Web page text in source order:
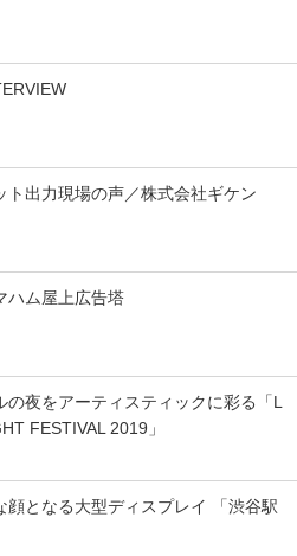
ト出力現場の声／株式会社ギケン
ハム屋上広告塔
の夜をアーティスティックに彩る「L
FESTIVAL 2019」
顔となる大型ディスプレイ 「渋谷駅